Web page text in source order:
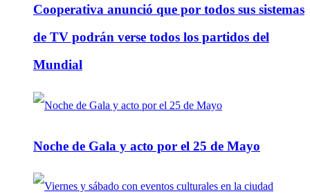
Cooperativa anunció que por todos sus sistemas
de TV podrán verse todos los partidos del
Mundial
Noche de Gala y acto por el 25 de Mayo